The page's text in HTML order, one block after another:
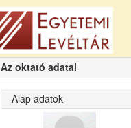
Az oktató adatai
Alap adatok